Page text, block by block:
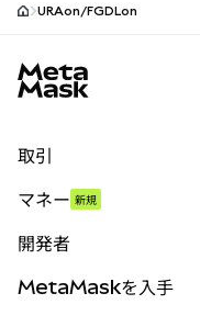
URAon/FGDLon
取引
パーペチュアル
RWA
マネー 新規
開発者
MetaMaskを入手